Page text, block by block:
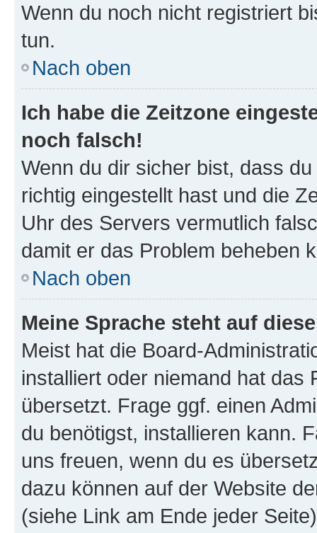
Wenn du noch nicht registriert
tun.
Nach oben
Ich habe die Zeitzone
noch falsch!
Wenn du dir sicher bist, dass
richtig eingestellt hast und die
Uhr des Servers vermutlich
damit er das Problem beheben
Nach oben
Meine Sprache steht auf
Meist hat die Board-
installiert oder niemand hat das
übersetzt. Frage ggf. einen
du benötigst, installieren kann.
uns freuen, wenn du es
dazu können auf der Website
(siehe Link am Ende jeder